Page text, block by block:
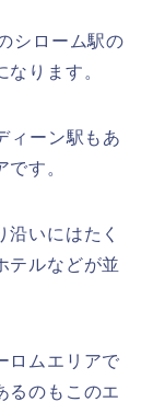
シローム駅の
ります。
ィーン駅もあ
す。
いにはたく
テルなどが並
ロムエリアで
るのもこのエ